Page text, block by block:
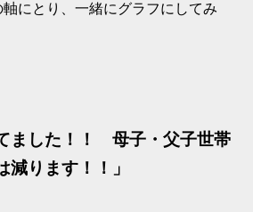
にとり、一緒にグラフにしてみ
ました！！ 母子・父子世帯
減ります！！」